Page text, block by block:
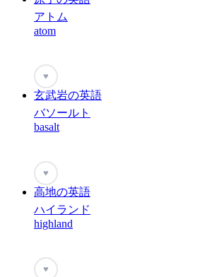
アトム
atom
♥
玄武岩の英語
バソールト
basalt
♥
高地の英語
ハイランド
highland
♥